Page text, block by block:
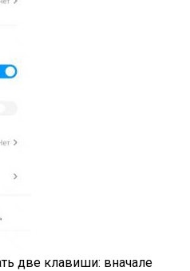
две клавиши: вначале